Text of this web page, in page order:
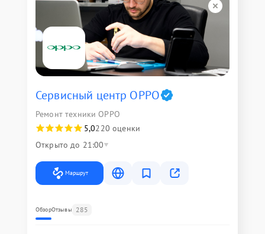
Сервисный центр OPPO
Ремонт техники OPPO
5,0220 оценки
Открыто до 21:00
Маршрут
ОбзорОтзывы 285